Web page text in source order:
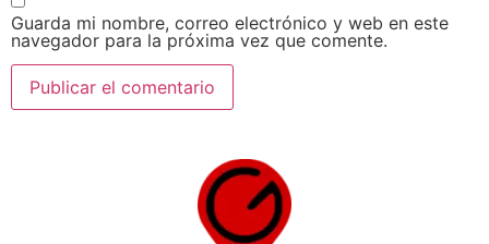
Guarda mi nombre, correo electrónico y web en este
navegador para la próxima vez que comente.